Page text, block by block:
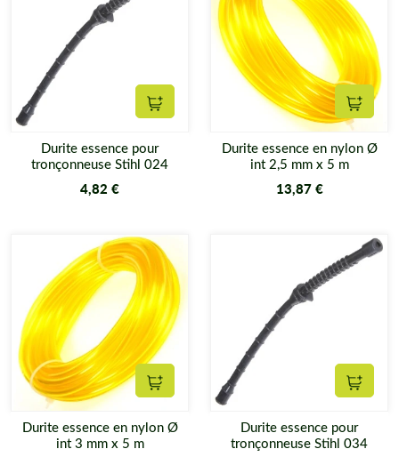
Ajouter au panier
Durite essence pour
tronçonneuse Stihl 024
4,82 €
Durite essence en nylon Ø
int 2,5 mm x 5 m
13,87 €
Ajouter au panier
Durite essence en nylon Ø
int 3 mm x 5 m
Durite essence pour
tronçonneuse Stihl 034